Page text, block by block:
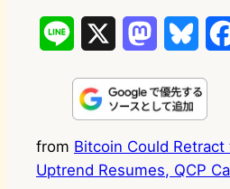
n
e
s
t
o
u
s
from Bitcoin Could
Uptrend Resumes, QCP